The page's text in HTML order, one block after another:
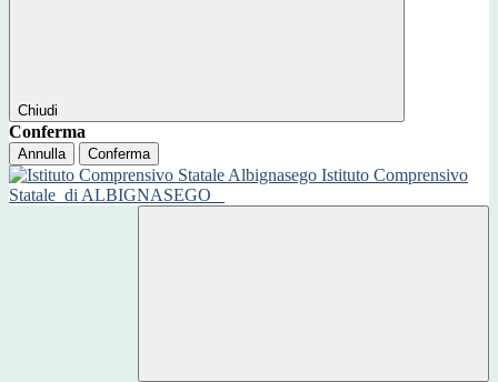
Chiudi
Conferma
Annulla Conferma
Istituto Comprensivo
Statale di ALBIGNASEGO